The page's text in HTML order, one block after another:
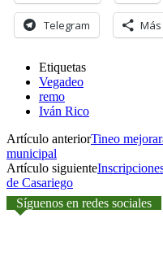
Telegram Más
Etiquetas
Vegadeo
remo
Iván Rico
Artículo anteriorTineo
municipal
Artículo siguiente
de Casariego
Síguenos en redes sociales